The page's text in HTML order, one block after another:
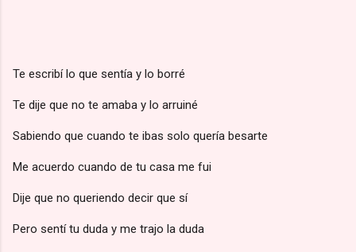
Te escribí lo que sentía y lo borré
Te dije que no te amaba y lo arruiné
Sabiendo que cuando te ibas solo quería besarte
Me acuerdo cuando de tu casa me fui
Dije que no queriendo decir que sí
Pero sentí tu duda y me trajo la duda